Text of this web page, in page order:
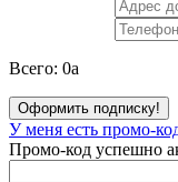
Всего: 0a
Оформить подписку!
У меня есть промо-
Промо-код успешно